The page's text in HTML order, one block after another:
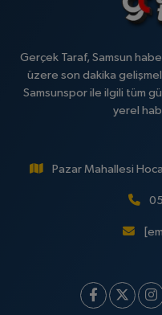
Gerçek Taraf, Samsun
üzere son dakika
Samsunspor ile ilgili tüm
yerel
Pazar Mahallesi